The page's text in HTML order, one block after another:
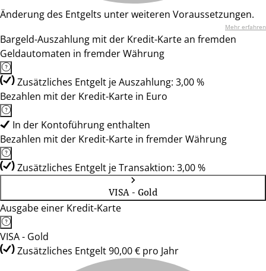
Änderung des Entgelts unter weiteren Voraussetzungen.
Mehr erfahren
Bargeld-Auszahlung mit der Kredit-Karte an fremden
Geldautomaten in fremder Währung
Zusätzliches Entgelt je Auszahlung: 3,00 %
Bezahlen mit der Kredit-Karte in Euro
In der Kontoführung enthalten
Bezahlen mit der Kredit-Karte in fremder Währung
Zusätzliches Entgelt je Transaktion: 3,00 %
VISA - Gold
Ausgabe einer Kredit-Karte
VISA - Gold
Zusätzliches Entgelt 90,00 € pro Jahr